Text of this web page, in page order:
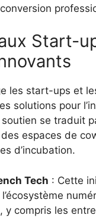
Start-
les start-ups et
solutions pour
se traduit
espaces de
d’incubation.
Tech : Cette
y compris les